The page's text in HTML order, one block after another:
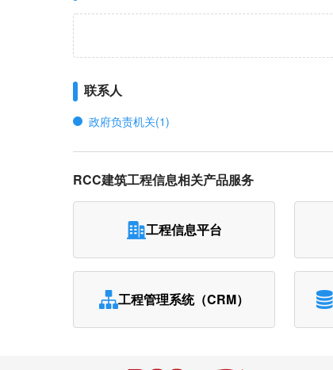
联系人
政府负责机关(1)
RCC建筑工程信息相关产品服务
工程信息平台
工程管理系统（CRM）